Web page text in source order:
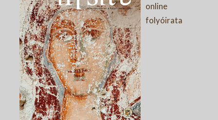
online
folyóirata